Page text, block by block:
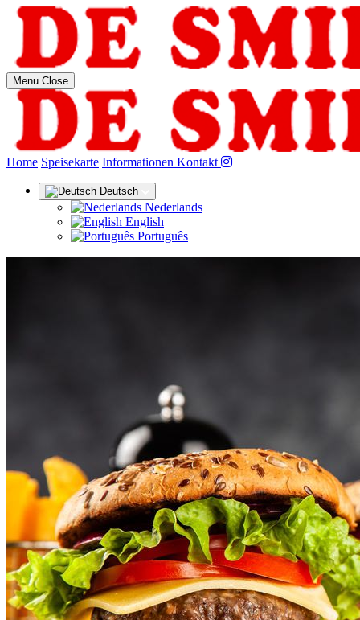
Menu Close
Home Speisekarte Informationen (aktuell)
Kontakt
Deutsch
Nederlands
English
Português